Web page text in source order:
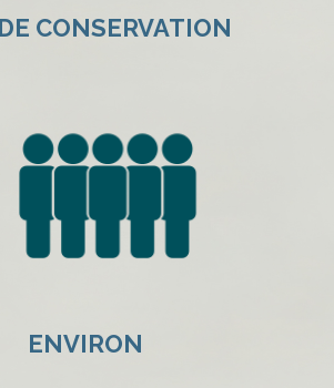
CONSERVATION
ENVIRON